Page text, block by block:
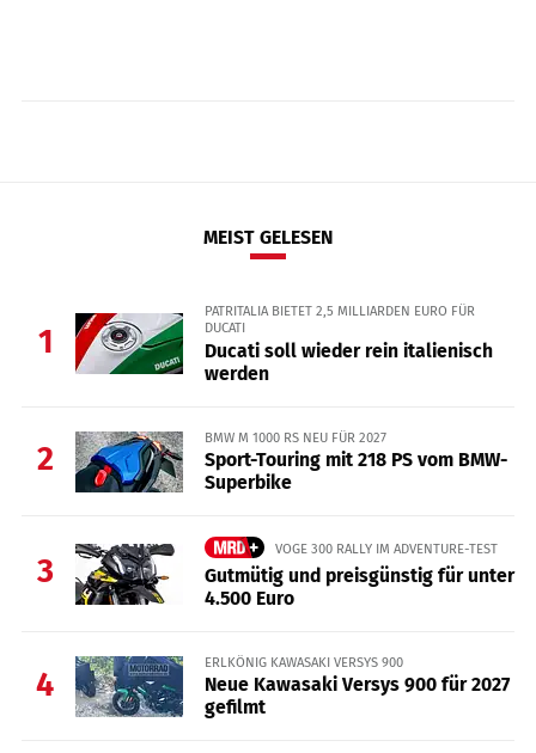
MEIST GELESEN
1
PATRITALIA BIETET 2,5 MILLIARDEN EURO FÜR
DUCATI
Ducati soll wieder rein italienisch
werden
2
BMW M 1000 RS NEU FÜR 2027
Sport-Touring mit 218 PS vom BMW-
Superbike
3
VOGE 300 RALLY IM ADVENTURE-TEST
Gutmütig und preisgünstig für unter
4.500 Euro
4
ERLKÖNIG KAWASAKI VERSYS 900
Neue Kawasaki Versys 900 für 2027
gefilmt